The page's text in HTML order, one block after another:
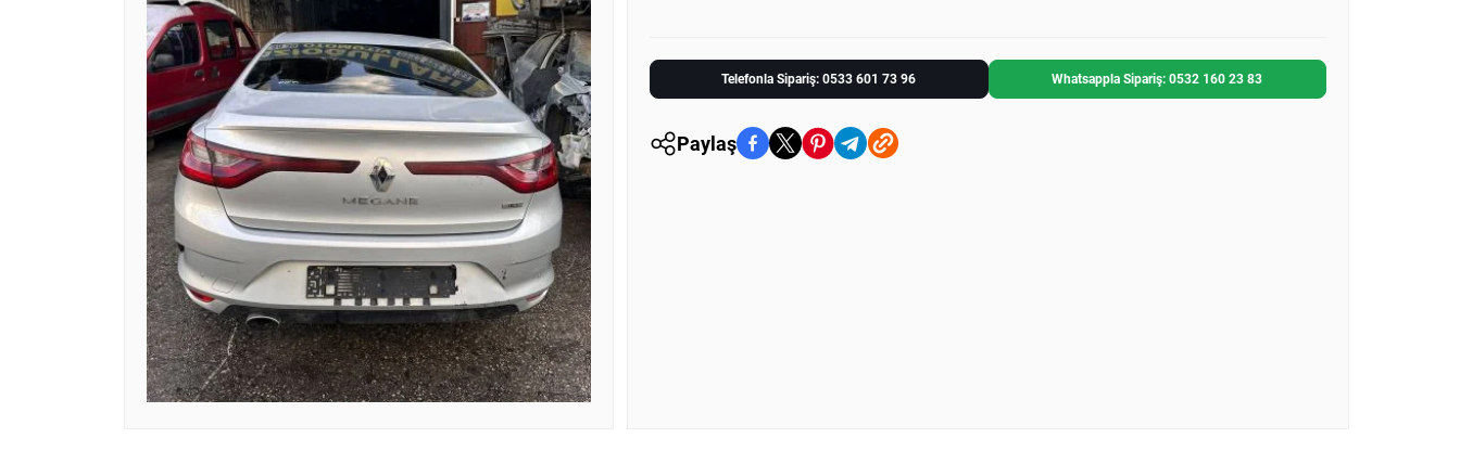
Telefonla Sipariş: 0533 601 73 96 Whatsappla Sipariş: 0532 160 23 83
Paylaş